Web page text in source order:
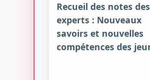
Recueil des notes des
experts : Nouveaux
savoirs et nouvelles
compétences des